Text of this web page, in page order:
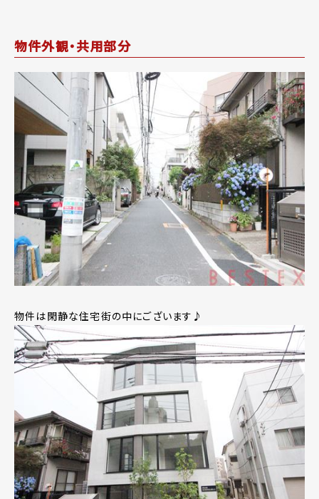
物件外観・共用部分
物件は閑静な住宅街の中にございます♪